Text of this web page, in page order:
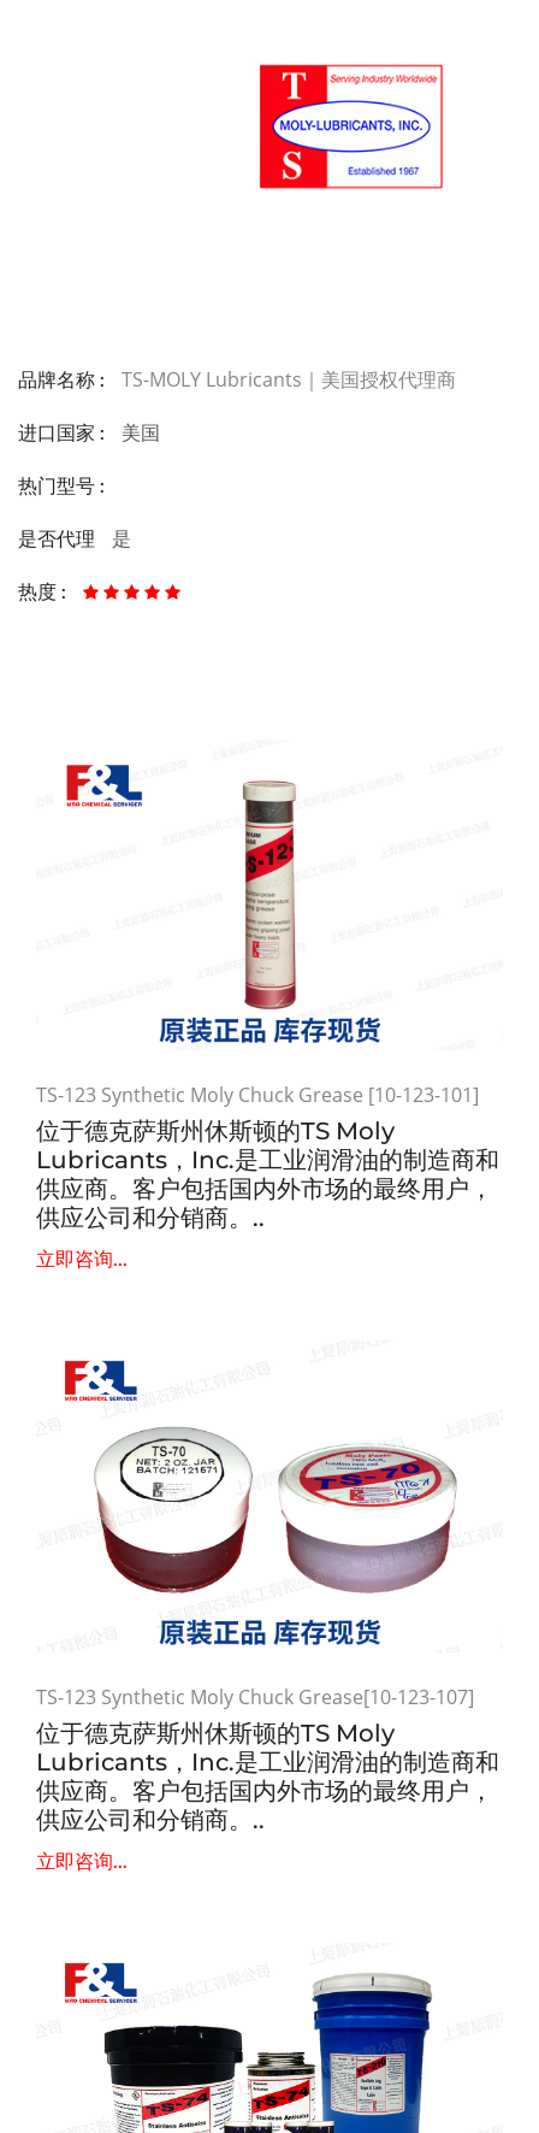
品牌名称 : TS-MOLY Lubricants｜美国授权代理商
进口国家 : 美国
热门型号 :
是否代理 是
热度 :
TS-123 Synthetic Moly Chuck Grease [10-123-101]
位于德克萨斯州休斯顿的TS Moly
Lubricants，Inc.是工业润滑油的制造商和
供应商。客户包括国内外市场的最终用户，
供应公司和分销商。..
立即咨询...
TS-123 Synthetic Moly Chuck Grease[10-123-107]
位于德克萨斯州休斯顿的TS Moly
Lubricants，Inc.是工业润滑油的制造商和
供应商。客户包括国内外市场的最终用户，
供应公司和分销商。..
立即咨询...